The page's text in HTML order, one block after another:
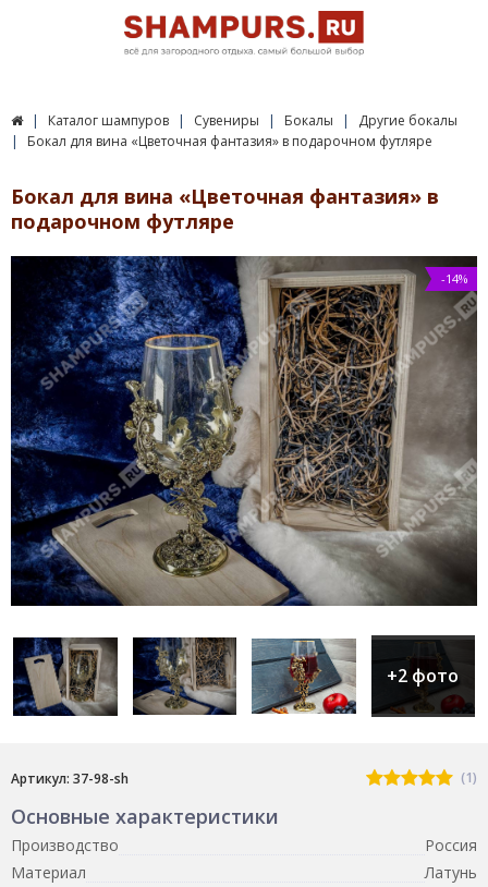
Каталог шампуров Сувениры Бокалы
Другие бокалы
Бокал для вина «Цветочная фантазия» в подарочном футляре
Бокал для вина «Цветочная фантазия» в
подарочном футляре
-14%
+2 фото
Артикул: 37-98-sh (1)
Основные характеристики
Производство
Россия
Материал
Латунь